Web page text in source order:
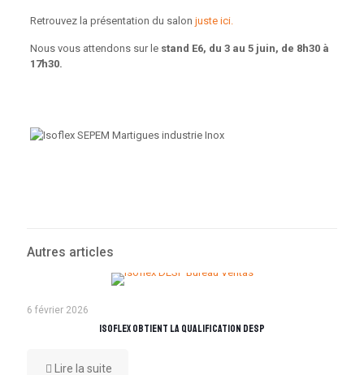
Retrouvez la présentation du salon juste ici.
Nous vous attendons sur le stand E6, du 3 au 5 juin, de 8h30 à
17h30.
Autres articles
6 février 2026
Isoflex obtient la qualification DESP
Lire la suite